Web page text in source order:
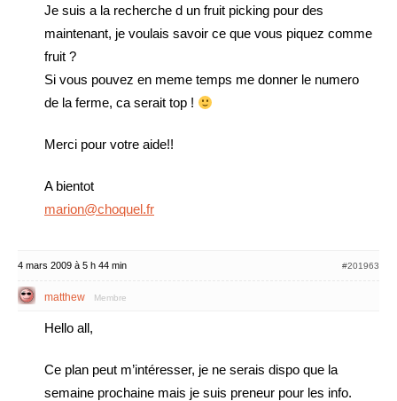
Je suis a la recherche d un fruit picking pour des
maintenant, je voulais savoir ce que vous piquez comme
fruit ?
Si vous pouvez en meme temps me donner le numero
de la ferme, ca serait top !
Merci pour votre aide!!
A bientot
marion@choquel.fr
4 mars 2009 à 5 h 44 min #201963
matthew Membre
Hello all,
Ce plan peut m’intéresser, je ne serais dispo que la
semaine prochaine mais je suis preneur pour les info.